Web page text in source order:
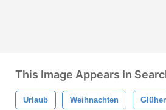
This Image Appears In
Urlaub Weihnachten